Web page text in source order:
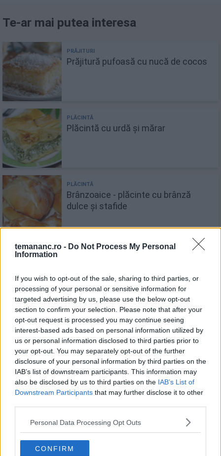
temananc.ro - Do Not Process My Personal
Information
If you wish to opt-out of the sale, sharing to third parties, or
processing of your personal or sensitive information for
targeted advertising by us, please use the below opt-out
section to confirm your selection. Please note that after your
opt-out request is processed you may continue seeing
interest-based ads based on personal information utilized by
us or personal information disclosed to third parties prior to
your opt-out. You may separately opt-out of the further
disclosure of your personal information by third parties on the
IAB’s list of downstream participants. This information may
also be disclosed by us to third parties on the IAB’s List of
Downstream Participants that may further disclose it to other
Personal Data Processing Opt Outs
CONFIRM
Te-ar mai putea interesa
Prăjitură pufoasă cu nucă de cocos
Plăcintă cu urdă și mărar
Brânzoaice - plăcinte cu brânză
dulce și stafide
Brânză de vaci cu maioneză
Prăjitură din mălai cu lapte și brânză
de vaci